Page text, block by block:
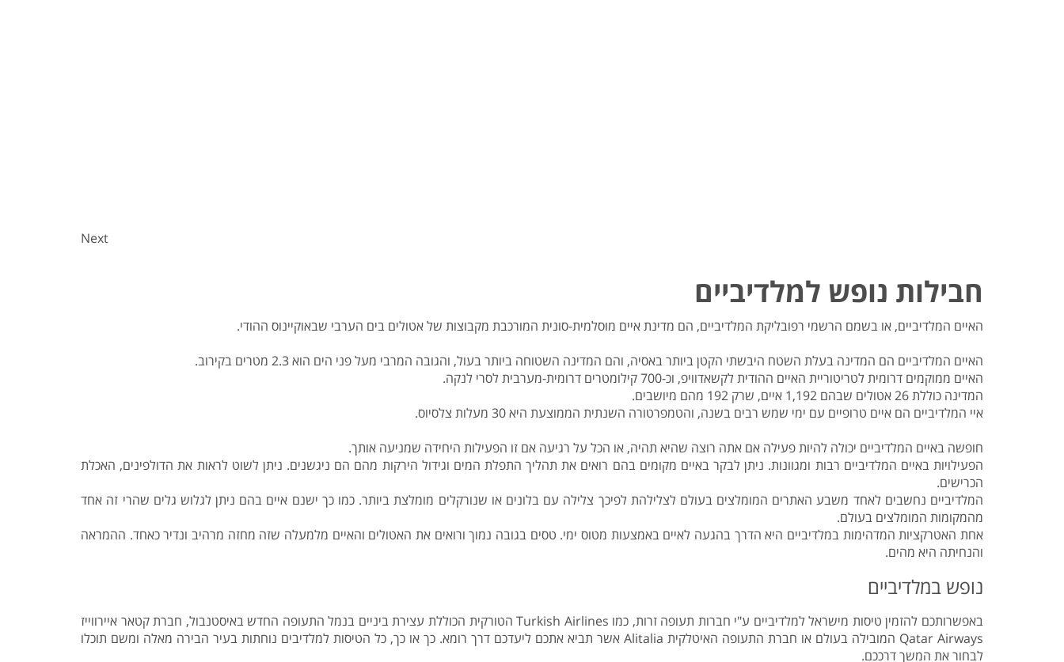
Next
חבילות נופש למלדיביים
האיים המלדיביים, או בשמם הרשמי רפובליקת המלדיביים, הם מדינת איים מוסלמית-סונית המורכבת מקבוצות של אטולים בים הערבי שבאוקיינוס ההודי.
האיים המלדיביים הם המדינה בעלת השטח היבשתי הקטן ביותר באסיה, והם המדינה השטוחה ביותר בעול, והגובה המרבי מעל פני הים הוא 2.3 מטרים בקירוב.
האיים ממוקמים דרומית לטריטוריית האיים ההודית לקשאדוויפ, וכ-700 קילומטרים דרומית-מערבית לסרי לנקה.
המדינה כוללת 26 אטולים שבהם 1,192 איים, שרק 192 מהם מיושבים.
איי המלדיביים הם איים טרופיים עם ימי שמש רבים בשנה, והטמפרטורה השנתית הממוצעת היא 30 מעלות צלסיוס.
חופשה באיים המלדיביים יכולה להיות פעילה אם אתה רוצה שהיא תהיה, או הכל על רגיעה אם זו הפעילות היחידה שמניעה אותך.
הפעילויות באיים המלדיביים רבות ומגוונות. ניתן לבקר באיים מקומים בהם רואים את תהליך התפלת המים וגידול הירקות מהם הם ניגשנים. ניתן לשוט לראות את הדולפינים, האכלת
הכרישים.
המלדיביים נחשבים לאחד משבע האתרים המומלצים בעולם לצלילהת לפיכך צלילה עם בלונים או שנורקלים מומלצת ביותר. כמו כך ישנם איים בהם ניתן לגלוש גלים שהרי זה אחד
מהמקומות המומלצים בעולם.
אחת האטרקציות המדהימות במלדיביים היא הדרך בהגעה לאיים באמצעות מטוס ימי. טסים בגובה נמוך ורואים את האטולים והאיים מלמעלה שזה מחזה מרהיב ונדיר כאחד. ההמראה
והנחיתה היא מהים.
נופש במלדיביים
באפשרותכם להזמין טיסות מישראל למלדיביים ע"י חברות תעופה זרות, כמו Turkish Airlines הטורקית הכוללת עצירת ביניים בנמל התעופה החדש באיסטנבול, חברת קטאר איירווייז
Qatar Airways המובילה בעולם או חברת התעופה האיטלקית Alitalia אשר תביא אתכם ליעדכם דרך רומא. כך או כך, כל הטיסות למלדיבים נוחתות בעיר הבירה מאלה ומשם תוכלו
לבחור את המשך דרככם.